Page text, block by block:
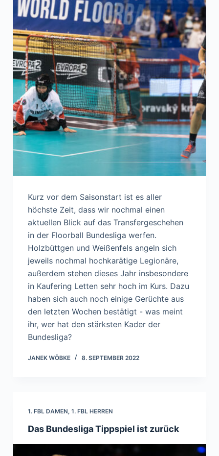
Kurz vor dem Saisonstart ist es aller
höchste Zeit, dass wir nochmal einen
aktuellen Blick auf das Transfergeschehen
in der Floorball Bundesliga werfen.
Holzbüttgen und Weißenfels angeln sich
jeweils nochmal hochkarätige Legionäre,
außerdem stehen dieses Jahr insbesondere
in Kaufering Letten sehr hoch im Kurs. Dazu
haben sich auch noch einige Gerüchte aus
den letzten Wochen bestätigt - was meint
ihr, wer hat den stärksten Kader der
Bundesliga?
JANEK WÖBKE 8. SEPTEMBER 2022
1. FBL DAMEN, 1. FBL HERREN
Das Bundesliga Tippspiel ist zurück